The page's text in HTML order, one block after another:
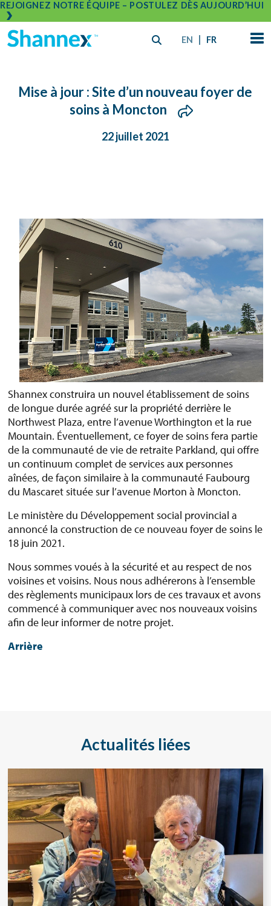
REJOIGNEZ NOTRE ÉQUIPE – POSTULEZ DÈS AUJOURD’HUI
EN FR
Mise à jour : Site d’un nouveau foyer de
soins à Moncton
22 juillet 2021
Shannex construira un nouvel établissement de soins
de longue durée agréé sur la propriété derrière le
Northwest Plaza, entre l’avenue Worthington et la rue
Mountain. Éventuellement, ce foyer de soins fera partie
de la communauté de vie de retraite Parkland, qui offre
un continuum complet de services aux personnes
aînées, de façon similaire à la communauté Faubourg
du Mascaret située sur l’avenue Morton à Moncton.
Le ministère du Développement social provincial a
annoncé la construction de ce nouveau foyer de soins le
18 juin 2021.
Nous sommes voués à la sécurité et au respect de nos
voisines et voisins. Nous nous adhérerons à l’ensemble
des règlements municipaux lors de ces travaux et avons
commencé à communiquer avec nos nouveaux voisins
afin de leur informer de notre projet.
Arrière
Actualités liées